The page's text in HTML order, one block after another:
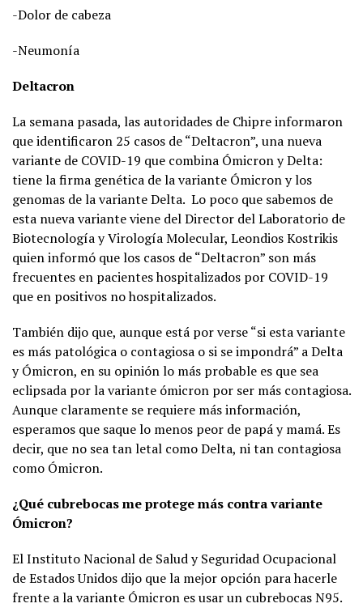
-Dolor de cabeza
-Neumonía
Deltacron
La semana pasada, las autoridades de Chipre informaron
que identificaron 25 casos de “Deltacron”, una nueva
variante de COVID-19 que combina Ómicron y Delta:
tiene la firma genética de la variante Ómicron y los
genomas de la variante Delta. Lo poco que sabemos de
esta nueva variante viene del Director del Laboratorio de
Biotecnología y Virología Molecular, Leondios Kostrikis
quien informó que los casos de “Deltacron” son más
frecuentes en pacientes hospitalizados por COVID-19
que en positivos no hospitalizados.
También dijo que, aunque está por verse “si esta variante
es más patológica o contagiosa o si se impondrá” a Delta
y Ómicron, en su opinión lo más probable es que sea
eclipsada por la variante ómicron por ser más contagiosa.
Aunque claramente se requiere más información,
esperamos que saque lo menos peor de papá y mamá. Es
decir, que no sea tan letal como Delta, ni tan contagiosa
como Ómicron.
¿Qué cubrebocas me protege más contra variante
Ómicron?
El Instituto Nacional de Salud y Seguridad Ocupacional
de Estados Unidos dijo que la mejor opción para hacerle
frente a la variante Ómicron es usar un cubrebocas N95.